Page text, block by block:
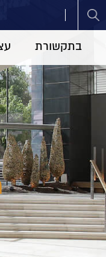
בתקשורת